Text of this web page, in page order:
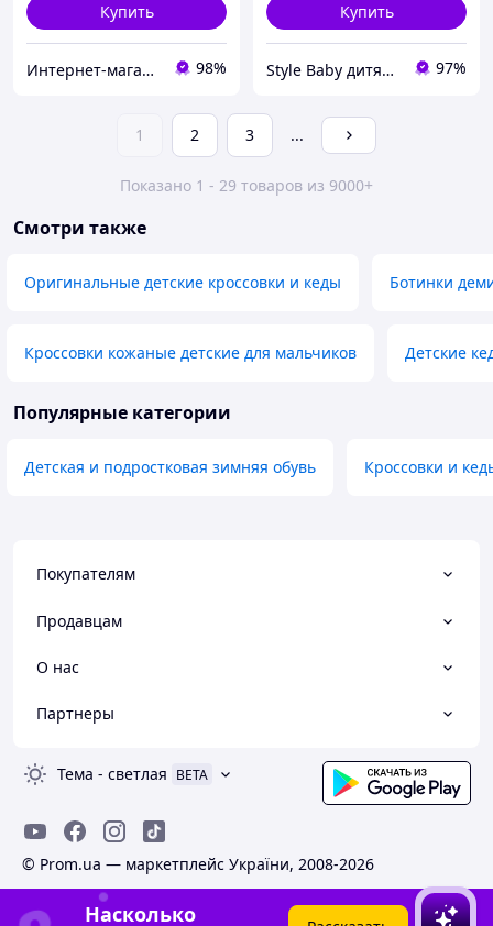
Купить
Интернет-магазин брендовой обуви ShoesLike 98%
Купить
Style Baby дитячий магазин 97%
1 2 3 ...
Показано 1 - 29 товаров из 9000+
Смотри также
Оригинальные детские кроссовки и кеды Ботинки
Кроссовки кожаные детские для мальчиков Детские
Популярные категории
Детская и подростковая зимняя обувь Кроссовки и
Покупателям
Продавцам
О нас
Партнеры
Тема - светлая BETA
© Prom.ua — маркетплейс України, 2008-2026
Насколько